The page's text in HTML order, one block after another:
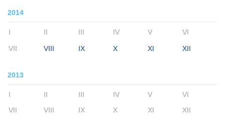
2014
I II III IV V VI
VII VIII IX X XI XII
2013
I II III IV V
VI
VII
VIII IX X XI XII